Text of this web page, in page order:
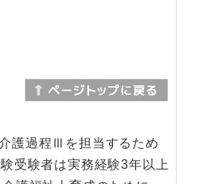
護過程Ⅲを担当するため
受験者は実務経験3年以上